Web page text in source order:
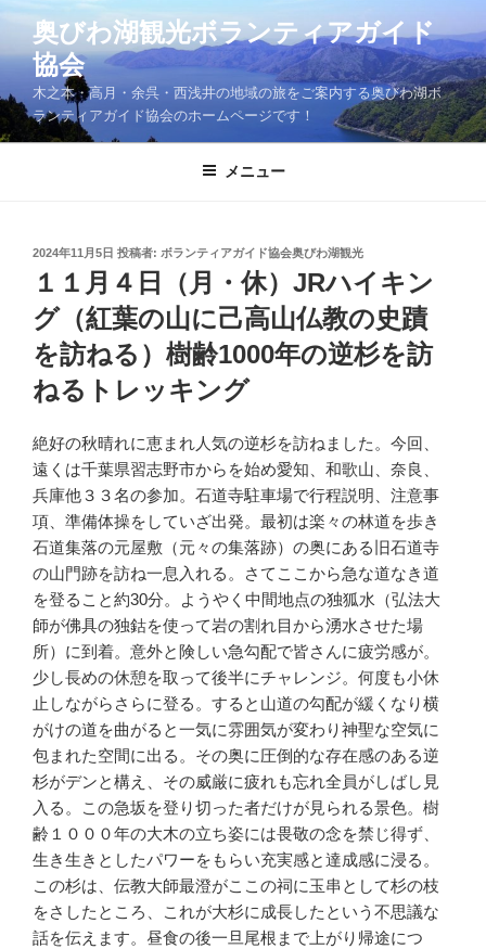
コ
テ
ン
ツ
へ
奥びわ湖観光ボランティアガイド
協会
木之本・高月・余呉・西浅井の地域の旅をご案内する奥びわ湖ボ
ランティアガイド協会のホームページです！
メニュー
投
稿
日:
2024年11月5日 投稿者: ボランティアガイド協会奥びわ湖観光
１１月４日（月・休）JRハイキン
グ（紅葉の山に己高山仏教の史蹟
を訪ねる）樹齢1000年の逆杉を訪
ねるトレッキング
絶好の秋晴れに恵まれ人気の逆杉を訪ねました。今回、
遠くは千葉県習志野市からを始め愛知、和歌山、奈良、
兵庫他３３名の参加。石道寺駐車場で行程説明、注意事
項、準備体操をしていざ出発。最初は楽々の林道を歩き
石道集落の元屋敷（元々の集落跡）の奥にある旧石道寺
の山門跡を訪ね一息入れる。さてここから急な道なき道
を登ること約30分。ようやく中間地点の独狐水（弘法大
師が佛具の独鈷を使って岩の割れ目から湧水させた場
所）に到着。意外と険しい急勾配で皆さんに疲労感が。
少し長めの休憩を取って後半にチャレンジ。何度も小休
止しながらさらに登る。すると山道の勾配が緩くなり横
がけの道を曲がると一気に雰囲気が変わり神聖な空気に
包まれた空間に出る。その奥に圧倒的な存在感のある逆
杉がデンと構え、その威厳に疲れも忘れ全員がしばし見
入る。この急坂を登り切った者だけが見られる景色。樹
齢１０００年の大木の立ち姿には畏敬の念を禁じ得ず、
生き生きとしたパワーをもらい充実感と達成感に浸る。
この杉は、伝教大師最澄がここの祠に玉串として杉の枝
をさしたところ、これが大杉に成長したという不思議な
話を伝えます。昼食の後一旦尾根まで上がり帰途につ